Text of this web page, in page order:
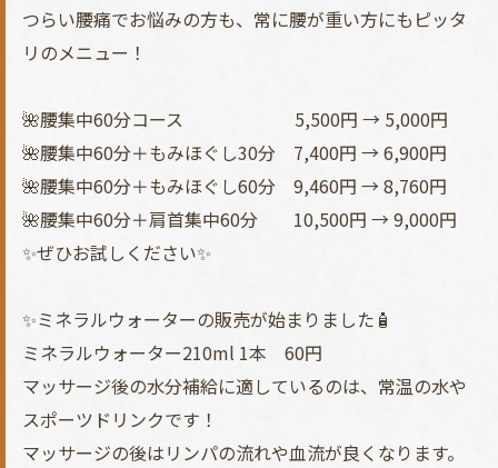
つらい腰痛でお悩みの方も、常に腰が重い方にもピッタ
リのメニュー！
🌺腰集中60分コース 5,500円 → 5,000円
🌺腰集中60分＋もみほぐし30分 7,400円 → 6,900円
🌺腰集中60分＋もみほぐし60分 9,460円 → 8,760円
🌺腰集中60分＋肩首集中60分 10,500円 → 9,000円
✨ぜひお試しください✨
✨ミネラルウォーターの販売が始まりました🧴
ミネラルウォーター210ml 1本 60円
マッサージ後の水分補給に適しているのは、常温の水や
スポーツドリンクです！
マッサージの後はリンパの流れや血流が良くなります。